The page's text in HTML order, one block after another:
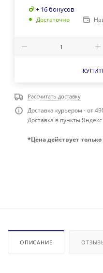
+ 16 бонусов
Достаточно
Рассчитать доставку
Доставка курьером - от
Доставка в пункты
*Цена действует
ОПИСАНИЕ